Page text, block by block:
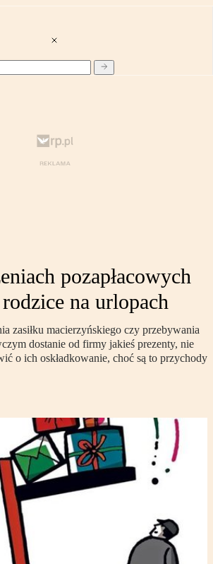
pozapłacowych
na urlopach
zasiłku macierzyńskiego czy przebywania
dostanie od firmy jakieś prezenty, nie
o ich oskładkowanie, choć są to przychody